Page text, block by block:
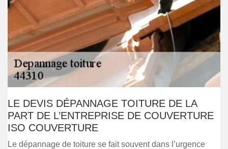
LE DEVIS DÉPANNAGE TOITURE DE LA
PART DE L’ENTREPRISE DE COUVERTURE
ISO COUVERTURE
Le dépannage de toiture se fait souvent dans l’urgence